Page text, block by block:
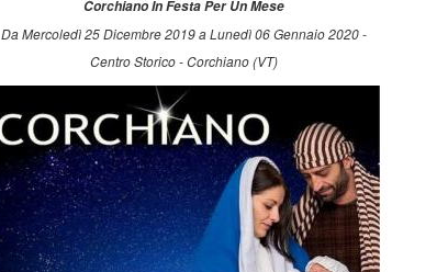
Corchiano In Festa Per Un Mese
Da Mercoledì 25 Dicembre 2019 a Lunedì 06 Gennaio 2020 -
Centro Storico - Corchiano (VT)